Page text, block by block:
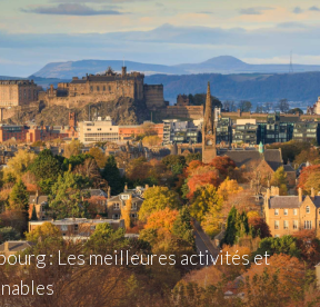
: Les meilleures activités et